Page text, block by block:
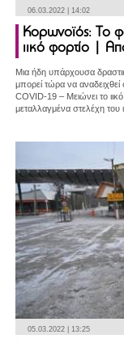
06.03.2022 | 14:02
Κορωνοϊός: Το
ιικό φορτίο |
Μια ήδη υπάρχουσα
μπορεί τώρα να
COVID-19 – Μειώνει το ιικό
μεταλλαγμένα στελέχη του
05.03.2022 | 13:25